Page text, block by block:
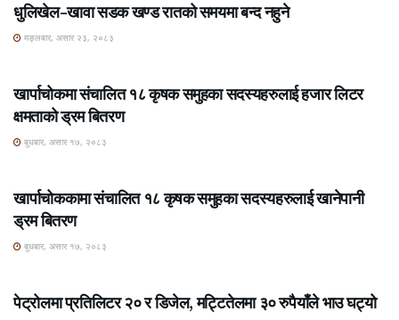
धुलिखेल–खावा सडक खण्ड रातको समयमा बन्द नहुने
मङ्लबार, असार २३, २०८३
खार्पाचोकमा संचालित १८ कृषक समुहका सदस्यहरुलाई हजार लिटर
क्षमताको ड्रम बितरण
बुधबार, असार १७, २०८३
खार्पाचोककामा संचालित १८ कृषक समुहका सदस्यहरुलाई खानेपानी
ड्रम बितरण
बुधबार, असार १७, २०८३
पेट्रोलमा प्रतिलिटर २० र डिजेल, मट्टितेलमा ३० रुपैयाँले भाउ घट्यो